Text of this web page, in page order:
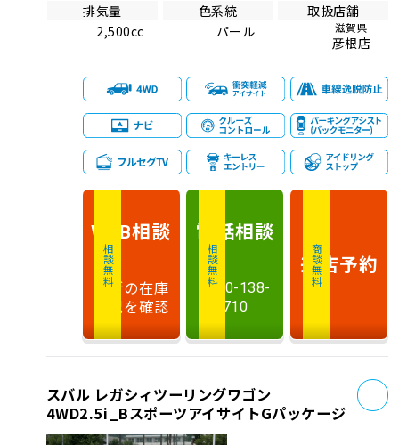
排気量
2,500cc
色系統
パール
取扱店舗
滋賀県
彦根店
相談無料
WEB相談
最新の在庫
状況を確認
相談無料
電話相談
0120-138-
710
商談無料
来店予約
スバル レガシィツーリングワゴン
4WD2.5i_BスポーツアイサイトGパッケージ